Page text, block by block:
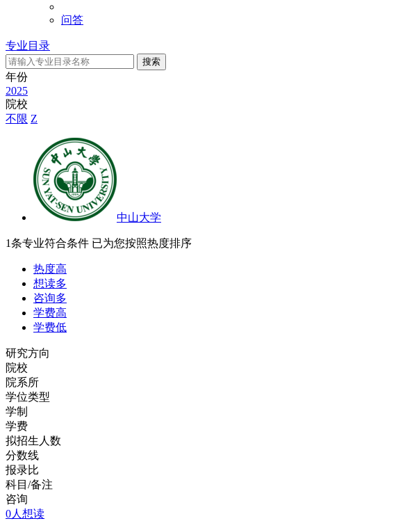
问答
专业目录
年份
2025
院校
不限 Z
中山大学
1条专业符合条件 已为您按照热度排序
热度高
想读多
咨询多
学费高
学费低
研究方向
院校
院系所
学位类型
学制
学费
拟招生人数
分数线
报录比
科目/备注
咨询
0人想读